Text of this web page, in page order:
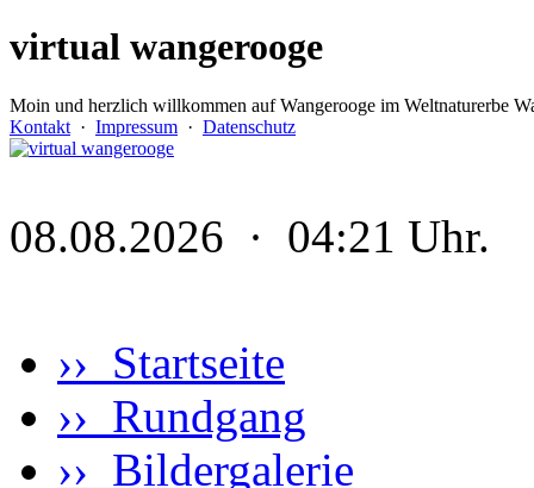
virtual wangerooge
Moin und herzlich willkommen auf Wangerooge im Weltnaturerbe
Kontakt · Impressum · Datenschutz
08.08.2026 · 04:21 Uhr.
›› Startseite
›› Rundgang
›› Bildergalerie